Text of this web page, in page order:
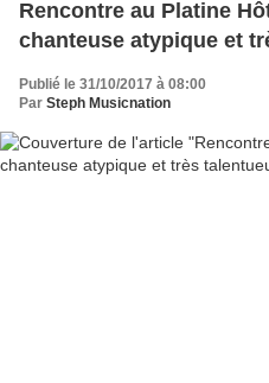
Rencontre au Platine
chanteuse atypique et
Publié le 31/10/2017 à 08:00
Par Steph Musicnation